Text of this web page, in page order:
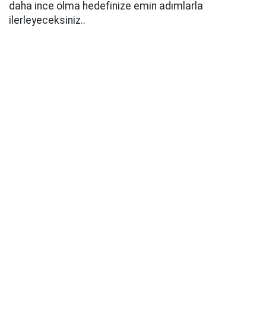
daha ince olma hedefinize emin adımlarla
ilerleyeceksiniz..